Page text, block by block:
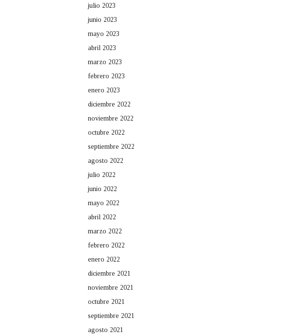
julio 2023
junio 2023
mayo 2023
abril 2023
marzo 2023
febrero 2023
enero 2023
diciembre 2022
noviembre 2022
octubre 2022
septiembre 2022
agosto 2022
julio 2022
junio 2022
mayo 2022
abril 2022
marzo 2022
febrero 2022
enero 2022
diciembre 2021
noviembre 2021
octubre 2021
septiembre 2021
agosto 2021